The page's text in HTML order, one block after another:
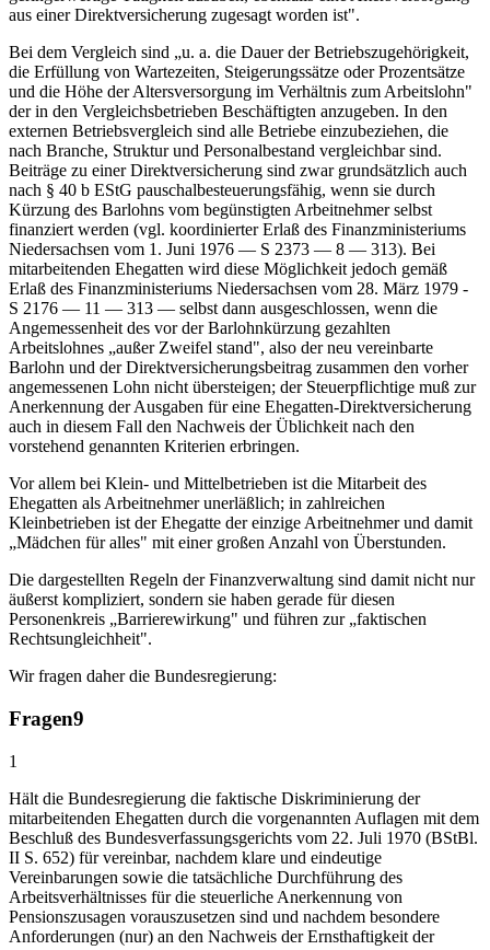
aus einer Direktversicherung zugesagt worden ist".
Bei dem Vergleich sind „u. a. die Dauer der Betriebszugehörigkeit,
die Erfüllung von Wartezeiten, Steigerungssätze oder Prozentsätze
und die Höhe der Altersversorgung im Verhältnis zum Arbeitslohn"
der in den Vergleichsbetrieben Beschäftigten anzugeben. In den
externen Betriebsvergleich sind alle Betriebe einzubeziehen, die
nach Branche, Struktur und Personalbestand vergleichbar sind.
Beiträge zu einer Direktversicherung sind zwar grundsätzlich auch
nach § 40 b EStG pauschalbesteuerungsfähig, wenn sie durch
Kürzung des Barlohns vom begünstigten Arbeitnehmer selbst
finanziert werden (vgl. koordinierter Erlaß des Finanzministeriums
Niedersachsen vom 1. Juni 1976 — S 2373 — 8 — 313). Bei
mitarbeitenden Ehegatten wird diese Möglichkeit jedoch gemäß
Erlaß des Finanzministeriums Niedersachsen vom 28. März 1979 -
S 2176 — 11 — 313 — selbst dann ausgeschlossen, wenn die
Angemessenheit des vor der Barlohnkürzung gezahlten
Arbeitslohnes „außer Zweifel stand", also der neu vereinbarte
Barlohn und der Direktversicherungsbeitrag zusammen den vorher
angemessenen Lohn nicht übersteigen; der Steuerpflichtige muß zur
Anerkennung der Ausgaben für eine Ehegatten-Direktversicherung
auch in diesem Fall den Nachweis der Üblichkeit nach den
vorstehend genannten Kriterien erbringen.
Vor allem bei Klein- und Mittelbetrieben ist die Mitarbeit des
Ehegatten als Arbeitnehmer unerläßlich; in zahlreichen
Kleinbetrieben ist der Ehegatte der einzige Arbeitnehmer und damit
„Mädchen für alles" mit einer großen Anzahl von Überstunden.
Die dargestellten Regeln der Finanzverwaltung sind damit nicht nur
äußerst kompliziert, sondern sie haben gerade für diesen
Personenkreis „Barrierewirkung" und führen zur „faktischen
Rechtsungleichheit".
Wir fragen daher die Bundesregierung:
Fragen9
1
Hält die Bundesregierung die faktische Diskriminierung der
mitarbeitenden Ehegatten durch die vorgenannten Auflagen mit dem
Beschluß des Bundesverfassungsgerichts vom 22. Juli 1970 (BStBl.
II S. 652) für vereinbar, nachdem klare und eindeutige
Vereinbarungen sowie die tatsächliche Durchführung des
Arbeitsverhältnisses für die steuerliche Anerkennung von
Pensionszusagen vorauszusetzen sind und nachdem besondere
Anforderungen (nur) an den Nachweis der Ernsthaftigkeit der